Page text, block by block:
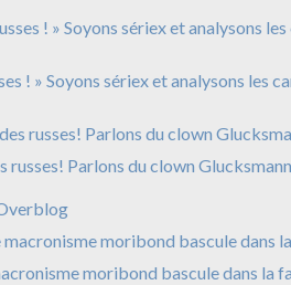
! » Soyons sériex et analysons les
russes! Parlons du clown Glucksmann
moribond bascule dans la